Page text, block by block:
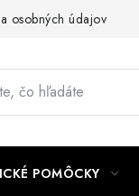
osobných údajov
POMÔCKY